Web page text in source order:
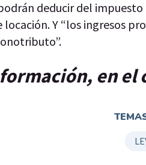
deducir del
Y “los ingresos
en el